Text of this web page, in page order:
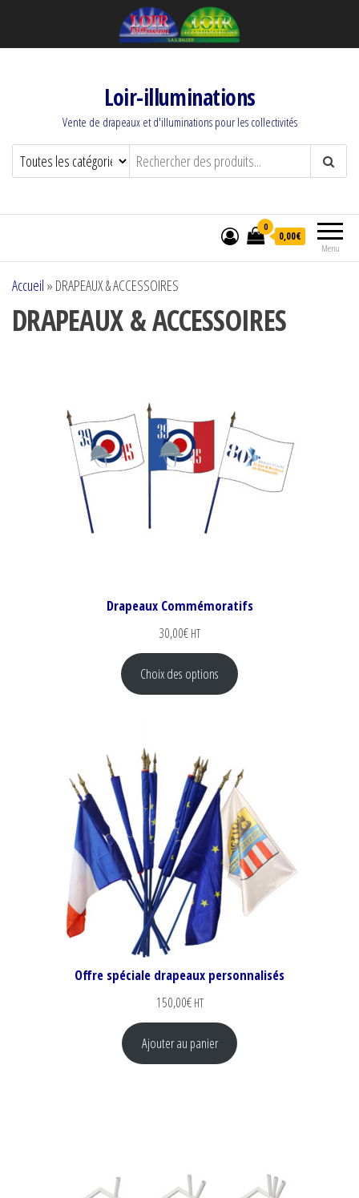
Loir-illuminations
Vente de drapeaux et d'illuminations pour les collectivités
Menu
0
0,00€
Accueil » DRAPEAUX & ACCESSOIRES
DRAPEAUX & ACCESSOIRES
Drapeaux Commémoratifs
30,00€ HT
Choix des options
Offre spéciale drapeaux personnalisés
150,00€ HT
Ajouter au panier